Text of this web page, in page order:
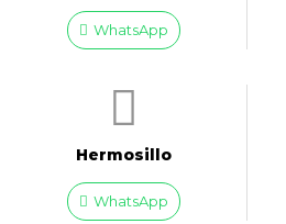
WhatsApp
Hermosillo
WhatsApp